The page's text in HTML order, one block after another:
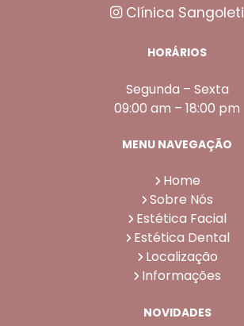
Clínica Sangoleti
HORÁRIOS
Segunda – Sexta
09:00 am – 18:00 pm
MENU NAVEGAÇÃO
Home
Sobre Nós
Estética Facial
Estética Dental
Localização
Informações
NOVIDADES